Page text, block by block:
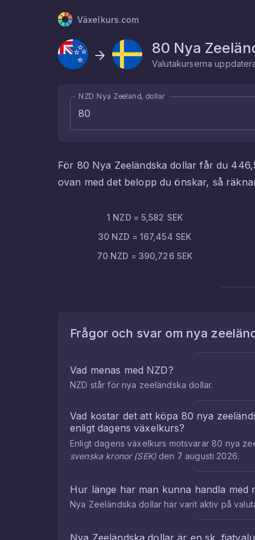
Växelkurs.com
80 Nya
Valutakurserna
NZD Nya Zeeland, dollar
För 80 Nya Zeeländska dollar får du
ovan med det belopp du önskar, så
1 NZD = 5,582 SEK
30 NZD = 167,454 SEK
70 NZD = 390,726 SEK
Frågor och svar om nya
Vad menas med NZD?
NZD står för nya zeeländska dollar.
Vad kostar det att köpa 80 nya
enligt dagens växelkurs?
Enligt dagens växelkurs motsvarar 80 nya
svenska kronor(SEK) den 7 augusti 2026.
Hur länge har man kunna handla med
Nya Zeeländska dollar har varit aktiv på
Nya Zeeländska dollar är en sk.